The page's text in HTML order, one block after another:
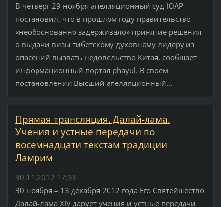
В четверг 29 ноября апелляционный суд ЮАР
постановил, что в прошлом году правительство
«необоснованно задерживало» принятие решения
о выдачи визы тибетскому духовному лидеру из
опасений вызвать недовольство Китая, сообщает
информационный портал phayul. В своем
постановлении Высший апелляционный...
Прямая трансляция. Далай-лама.
Учения и устные передачи по
восемнадцати текстам традиции
Ламрим
30.11.2012 17:38
30 ноября – 13 декабря 2012 года Его Святейшество
Далай-лама XIV дарует учения и устные передачи